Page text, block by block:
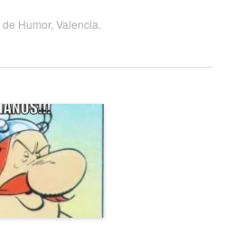
de Humor, Valencia